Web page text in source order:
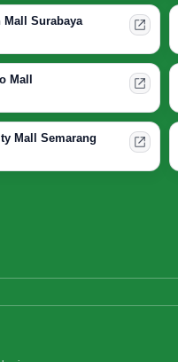
Mall Surabaya
Mall
Mall Semarang